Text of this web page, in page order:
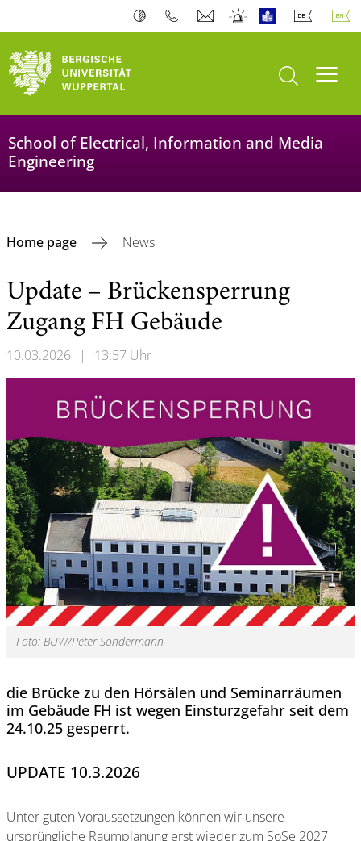
open search
School of Electrical, Information and Media
Engineering
Home page News
Update – Brückensperrung
Zugang FH Gebäude
10.03.2026 | 13:57 Uhr
Foto: BUW/Peter Sondermann
die Brücke zu den Hörsälen und Seminarräumen
im Gebäude FH ist wegen Einsturzgefahr seit dem
24.10.25 gesperrt.
UPDATE 10.3.2026
Unter guten Voraussetzungen können wir unsere
ursprüngliche Raumplanung erst wieder zum SoSe 2027